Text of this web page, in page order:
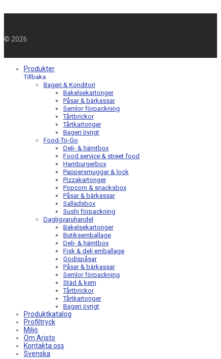
© 2026
Produkter
Tillbaka
Bageri & Konditori
Bakelsekartonger
Påsar & bärkassar
Semlor förpackning
Tårtbrickor
Tårtkartonger
Bageri övrigt
Food-To-Go
Deli- & hämtbox
Food service & street food
Hamburgerbox
Pappersmuggar & lock
Pizzakartonger
Popcorn & snacksbox
Påsar & bärkassar
Salladsbox
Sushi förpackning
Dagligvaruhandel
Bakelsekartonger
Butiksemballage
Deli- & hämtbox
Fisk & deli emballage
Godispåsar
Påsar & bärkassar
Semlor förpackning
Städ & kem
Tårtbrickor
Tårtkartonger
Bageri övrigt
Produktkatalog
Profiltryck
Miljö
Om Aristo
Kontakta oss
Svenska